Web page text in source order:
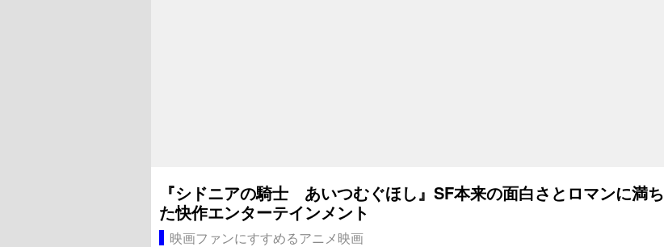
『シドニアの騎士 あいつむぐほし』SF本来の面白さとロマンに満ち
た快作エンターテインメント
映画ファンにすすめるアニメ映画